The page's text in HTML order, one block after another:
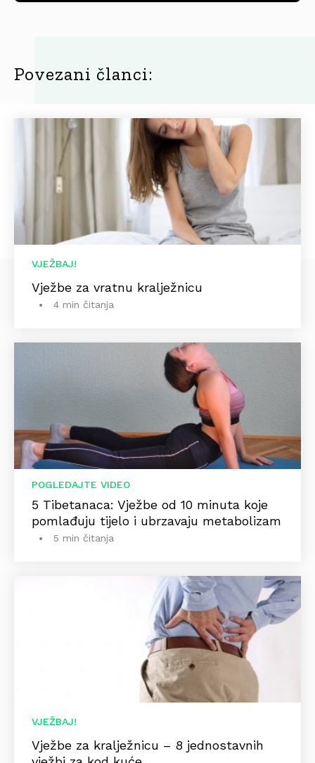
Povezani članci:
VJEŽBAJ!
Vježbe za vratnu kralježnicu
4 min čitanja
POGLEDAJTE VIDEO
5 Tibetanaca: Vježbe od 10 minuta koje
pomlađuju tijelo i ubrzavaju metabolizam
5 min čitanja
VJEŽBAJ!
Vježbe za kralježnicu – 8 jednostavnih